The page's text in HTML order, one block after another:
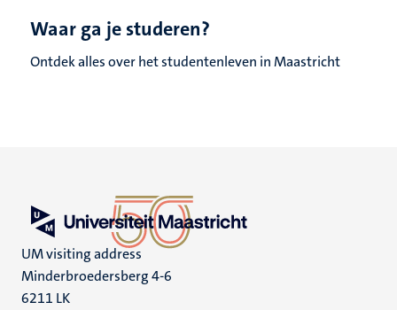
Waar ga je studeren?
Ontdek alles over het studentenleven in Maastricht
UM visiting address
Minderbroedersberg 4-6
6211 LK